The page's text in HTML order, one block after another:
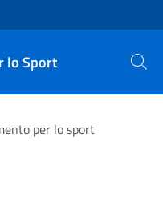
lo Sport Cerca
per lo sport